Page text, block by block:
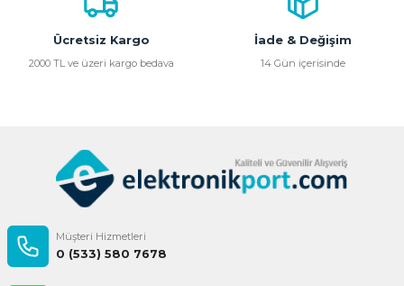
Ürün fiyatı diğer sitelerden daha pahalı.
Bu ürüne benzer farklı alternatifler olmalı.
Ücretsiz Kargo
2000 TL ve üzeri kargo bedava
İade & Değişim
14 Gün içerisinde
Müşteri Hizmetleri
0 (533) 580 7678